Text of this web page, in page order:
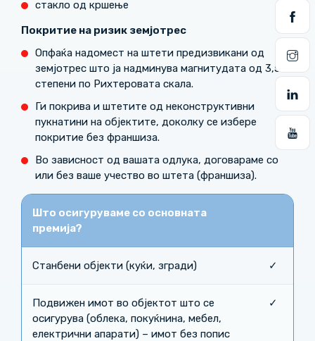
стакло од кршење
Покритие на ризик земјотрес
Опфаќа надомест на штети предизвикани од
земјотрес што ја надминува магнитудата од 3,5
степени по Рихтеровата скала.
Ги покрива и штетите од неконструктивни
пукнатини на објектите, доколку се избере
покритие без франшиза.
Во зависност од вашата одлука, договараме со
или без ваше учество во штета (франшиза).
Што осигуруваме со основната
премија?
Станбени објекти (куќи, згради) ✓
Подвижен имот во објектот што се
осигурува (облека, покуќнина, мебел,
електрични апарати) – имот без попис
✓